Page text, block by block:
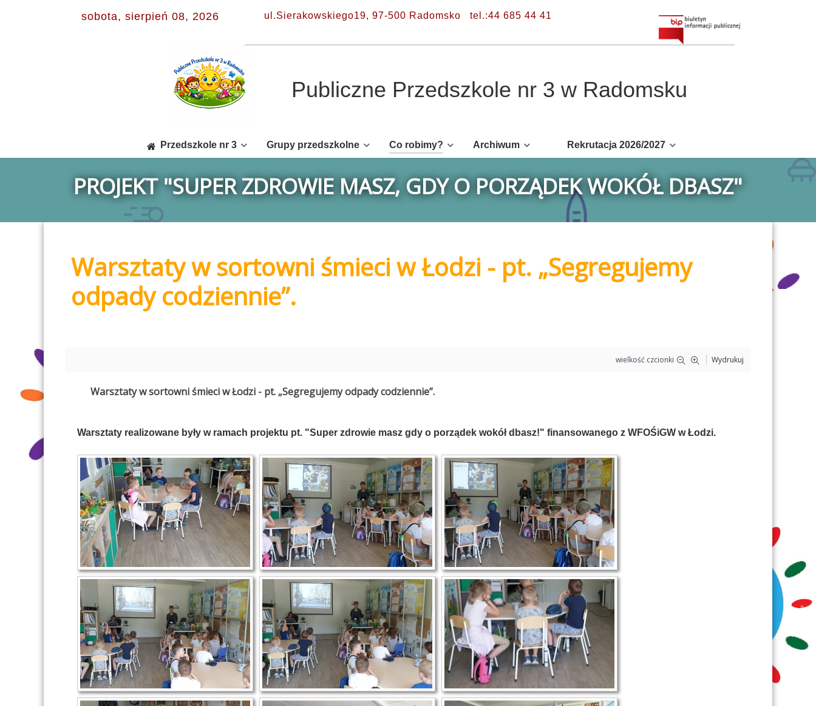
sobota, sierpień 08, 2026 ul.Sierakowskiego19, 97-500 Radomsko tel.:44 685 44 41
Publiczne Przedszkole nr 3 w Radomsku
Przedszkole nr 3 Grupy przedszkolne Co robimy? Archiwum Rekrutacja 2026/2027
PROJEKT "SUPER ZDROWIE MASZ, GDY O PORZĄDEK WOKÓŁ DBASZ"
Warsztaty w sortowni śmieci w Łodzi - pt. „Segregujemy
odpady codziennie”.
wielkość czcionki Wydrukuj
Warsztaty w sortowni śmieci w Łodzi - pt. „Segregujemy odpady codziennie”.
Warsztaty realizowane były w ramach projektu pt. "Super zdrowie masz gdy o porządek wokół dbasz!" finansowanego z WFOŚiGW w Łodzi.